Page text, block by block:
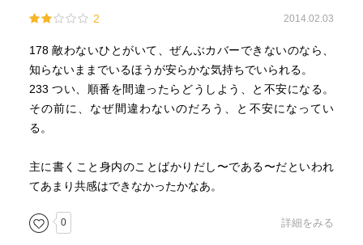
2 2014.02.03
178 敵わないひとがいて、ぜんぶカバーできないのなら、
知らないままでいるほうが安らかな気持ちでいられる。
233 つい、順番を間違ったらどうしよう、と不安になる。
その前に、なぜ間違わないのだろう、と不安になってい
る。
主に書くこと身内のことばかりだし〜である〜だといわれ
てあまり共感はできなかったかなあ。
0 詳細をみる